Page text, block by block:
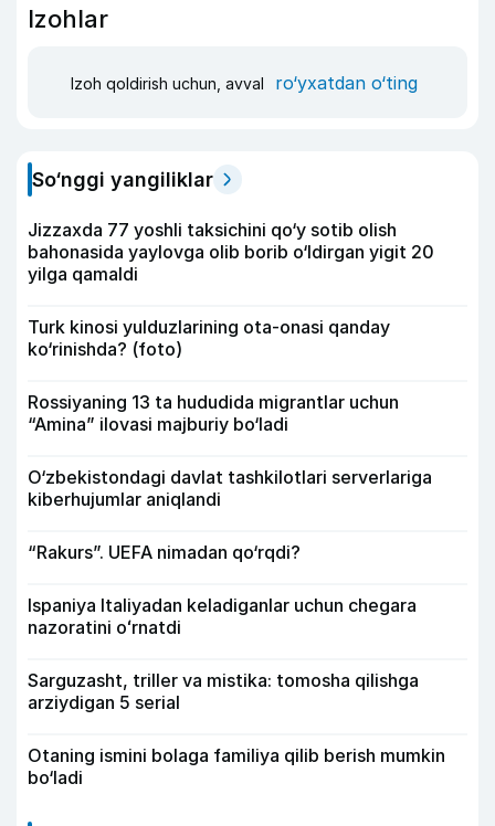
Izohlar
Izoh qoldirish uchun, avval ro‘yxatdan o‘ting
So‘nggi yangiliklar
Jizzaxda 77 yoshli taksichini qo‘y sotib olish
bahonasida yaylovga olib borib o‘ldirgan yigit 20
yilga qamaldi
Turk kinosi yulduzlarining ota-onasi qanday
ko‘rinishda? (foto)
Rossiyaning 13 ta hududida migrantlar uchun
“Amina” ilovasi majburiy bo‘ladi
O‘zbekistondagi davlat tashkilotlari serverlariga
kiberhujumlar aniqlandi
“Rakurs”. UEFA nimadan qo‘rqdi?
Ispaniya Italiyadan keladiganlar uchun chegara
nazoratini oʻrnatdi
Sarguzasht, triller va mistika: tomosha qilishga
arziydigan 5 serial
Otaning ismini bolaga familiya qilib berish mumkin
bo‘ladi